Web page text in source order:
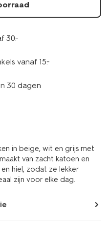
30.-
vanaf 15.-
30 dagen
in beige, wit en grijs met
van zacht katoen en
hiel, zodat ze lekker
zijn voor elke dag.